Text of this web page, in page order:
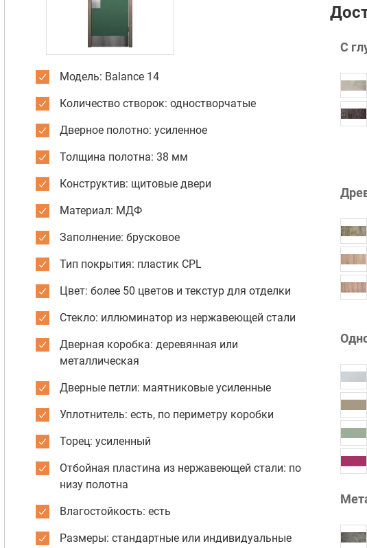
Модель: Balance 14
Количество створок: одностворчатые
Дверное полотно: усиленное
Толщина полотна: 38 мм
Конструктив: щитовые двери
Материал: МДФ
Заполнение: брусковое
Тип покрытия: пластик CPL
Цвет: более 50 цветов и текстур для отделки
Стекло: иллюминатор из нержавеющей стали
Дверная коробка: деревянная или
металлическая
Дверные петли: маятниковые усиленные
Уплотнитель: есть, по периметру коробки
Торец: усиленный
Отбойная пластина из нержавеющей стали: по
низу полотна
Влагостойкость: есть
Размеры: стандартные или индивидуальные
С